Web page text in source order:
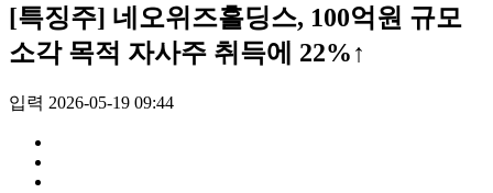
[특징주] 네오위즈홀딩스, 100억원 규모
소각 목적 자사주 취득에 22%↑
입력 2026-05-19 09:44